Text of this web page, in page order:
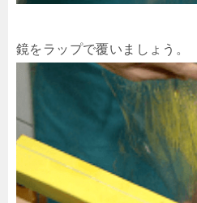
鏡をラップで覆いましょう。